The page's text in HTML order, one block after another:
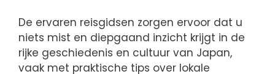
De ervaren reisgidsen zorgen ervoor dat u
niets mist en diepgaand inzicht krijgt in de
rijke geschiedenis en cultuur van Japan,
vaak met praktische tips over lokale